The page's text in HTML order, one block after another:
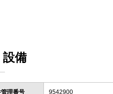
設備
理番号 9542900